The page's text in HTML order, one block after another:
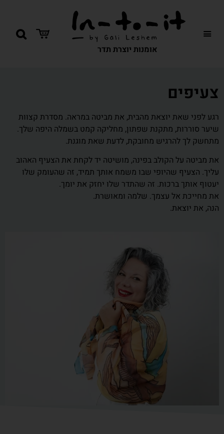
אומנות יוצרת תדר
צעיפים
רגע לפני שאת יוצאת מהבית, את מביטה במראה. מסדרת קצוות
שיער סוררות, מתקנת שפתון, מחליקה קמט בשמלה היפה שלך.
מתחשק לך להרגיש מחובקת, לדעת שאת מוגנת.
את מביטה על הקולב בפינה, מושיטה יד לקחת את הצעיף האהוב
עליך. הצעיף שהיופי שבו משמח אותך תמיד, זה שהעומק שלו
יעטוף אותך ברכות. זה שהתדר שלו יחזק את יומך.
את מחייכת אל עצמך. שלמה ומאושרת.
הנה, את יוצאת.